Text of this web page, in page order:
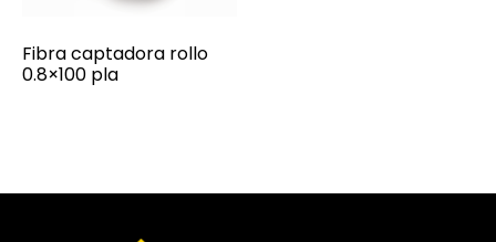
Fibra captadora rollo
0.8×100 pla